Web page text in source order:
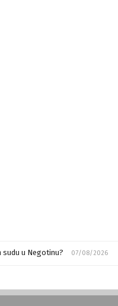
sudu u Negotinu? 07/08/2026